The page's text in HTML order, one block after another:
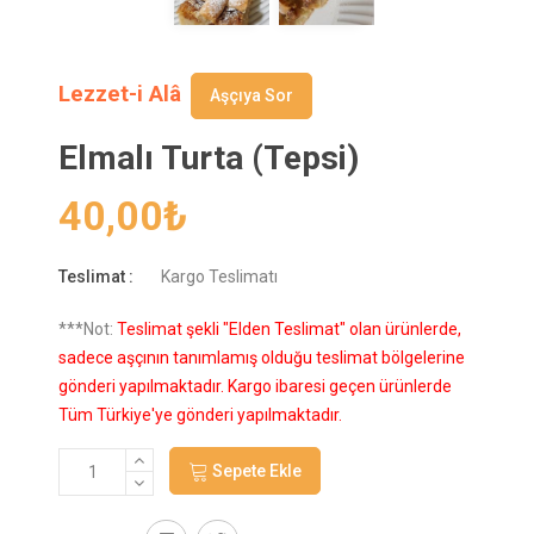
Lezzet-i Alâ Aşçıya Sor
Elmalı Turta (Tepsi)
40,00₺
Teslimat : Kargo Teslimatı
***Not: Teslimat şekli "Elden Teslimat" olan ürünlerde,
sadece aşçının tanımlamış olduğu teslimat bölgelerine
gönderi yapılmaktadır. Kargo ibaresi geçen ürünlerde
Tüm Türkiye'ye gönderi yapılmaktadır.
Sepete Ekle